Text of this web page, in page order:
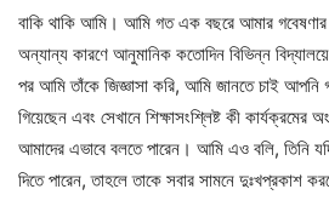
বাকি থাকি আমি। আমি গত এক বছরে আমার
অন্যান্য কারণে আনুমানিক কতোদিন বিভিন্ন
পর আমি তাঁকে জিজ্ঞাসা করি, আমি জানতে চাই
গিয়েছেন এবং সেখানে শিক্ষাসংশ্লিষ্ট কী
আমাদের এভাবে বলতে পারেন। আমি এও বলি, তিনি
দিতে পারেন, তাহলে তাকে সবার সামনে দুঃখপ্রকাশ